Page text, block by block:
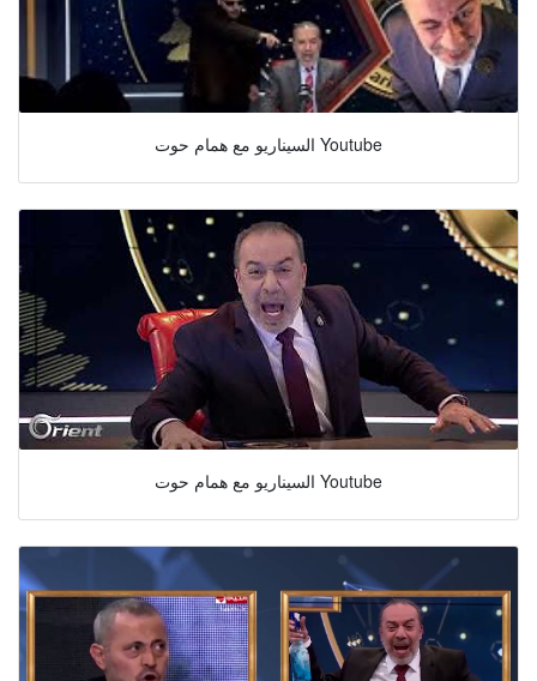
السيناريو مع همام حوت Youtube
السيناريو مع همام حوت Youtube